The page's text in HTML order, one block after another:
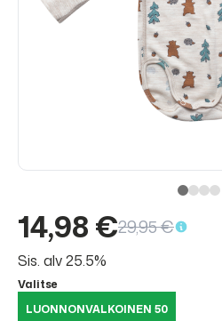
14,98 €29,95 €
Sis. alv 25.5%
Valitse
LUONNONVALKOINEN 50